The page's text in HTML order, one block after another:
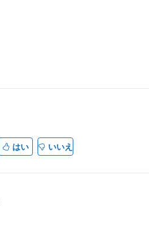
はい いいえ